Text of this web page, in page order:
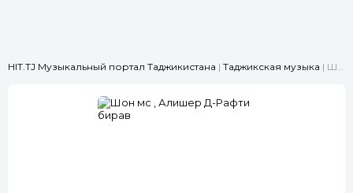
HIT.TJ Музыкальный портал Таджикистана | Таджикская музыка | Шон мс , Алишер Д-Рафти бирав